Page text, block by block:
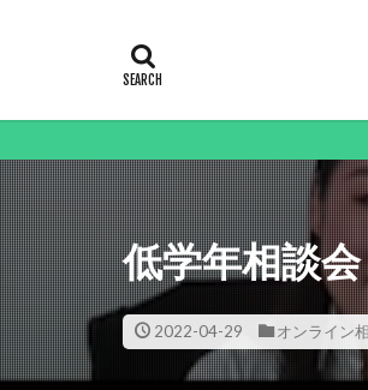
低学年相談
2022-04-29 オンライン